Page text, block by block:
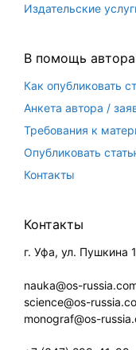
Издательские
В помощь
Как опубликовать
Анкета автора /
Требования к
Опубликовать
Контакты
Контакты
г. Уфа, ул. Пушкина
nauka@os-
science@os-
monograf@os-